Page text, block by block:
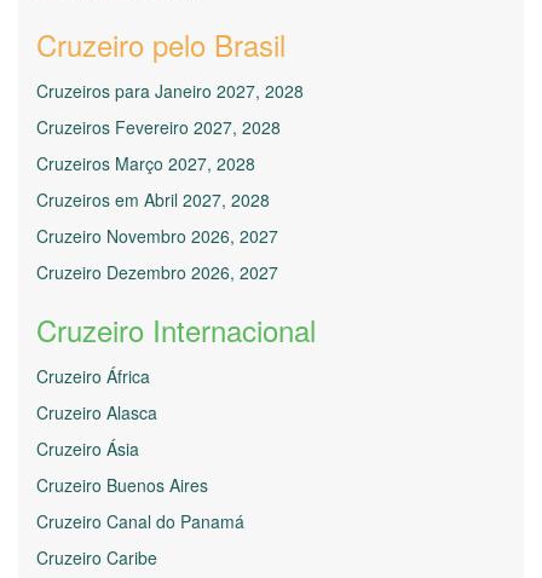
Cruzeiro pelo Brasil
Cruzeiros para Janeiro 2027, 2028
Cruzeiros Fevereiro 2027, 2028
Cruzeiros Março 2027, 2028
Cruzeiros em Abril 2027, 2028
Cruzeiro Novembro 2026, 2027
Cruzeiro Dezembro 2026, 2027
Cruzeiro Internacional
Cruzeiro África
Cruzeiro Alasca
Cruzeiro Ásia
Cruzeiro Buenos Aires
Cruzeiro Canal do Panamá
Cruzeiro Caribe